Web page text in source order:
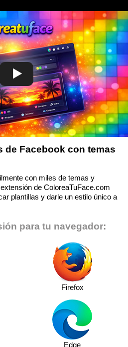
de Facebook con temas
con miles de temas y
de ColoreaTuFace.com
plantillas y darle un estilo único a
para tu navegador:
Firefox
Edge